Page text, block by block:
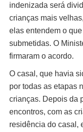
indenizada será
crianças mais
elas entendem o
submetidas. O
firmaram o acordo.
O casal, que havia
por todas as etapas
crianças. Depois da
encontros, com as
residência do casal,